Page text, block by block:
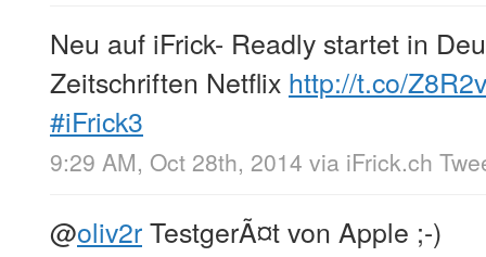
Neu auf iFrick- Readly startet in
Zeitschriften Netflix http://t.co/
#iFrick3
9:29 AM, Oct 28th, 2014 via iFrick.ch
@oliv2rTestgerÃ¤t von Apple ;-)